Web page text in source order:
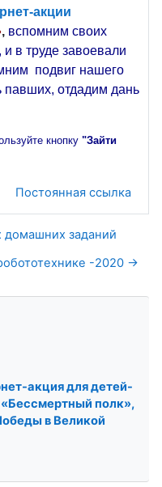
акции
, вспомним своих
в труде завоевали
подвиг нашего
павших, отдадим дань
кнопку "Зайти
Постоянная ссылка
заданий
-2020 →
акция для детей-
полк»,
в Великой